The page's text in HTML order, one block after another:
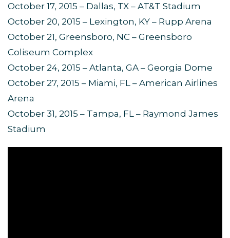
October 17, 2015 – Dallas, TX – AT&T Stadium
October 20, 2015 – Lexington, KY – Rupp Arena
October 21, Greensboro, NC – Greensboro
Coliseum Complex
October 24, 2015 – Atlanta, GA – Georgia Dome
October 27, 2015 – Miami, FL – American Airlines
Arena
October 31, 2015 – Tampa, FL – Raymond James
Stadium